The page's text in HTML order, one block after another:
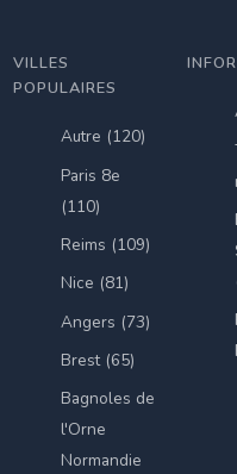
VILLES
POPULAIRES
Autre (120)
Paris 8e
(110)
Reims (109)
Nice (81)
Angers (73)
Brest (65)
Bagnoles de
l'Orne
Normandie